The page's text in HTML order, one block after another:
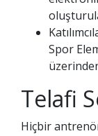
Spor
Telafi
Hiçbir